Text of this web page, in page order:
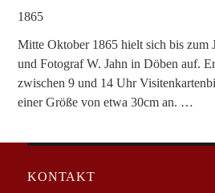
1865
Mitte Oktober 1865 hielt sich bis zum
und Fotograf W. Jahn in Döben auf.
zwischen 9 und 14 Uhr
einer Größe von etwa 30cm an. …
KONTAKT